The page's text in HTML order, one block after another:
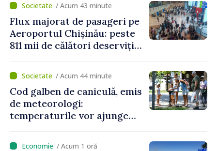
reprezentanta rezidentă a
PNUD în Republica Moldova,
Daniela Gasparikova
/ Acum 43 minute
Flux majorat de pasageri pe
Aeroportul Chișinău: peste
811 mii de călători deserviți
/ Acum 44 minute
Cod galben de caniculă, emis
de meteorologi:
temperaturile vor ajunge
/ Acum 1 oră